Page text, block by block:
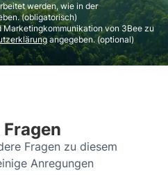
werden, wie in der
(obligatorisch)
Marketingkommunikation von 3Bee zu
angegeben. (optional)
Fragen zu diesem
Anregungen